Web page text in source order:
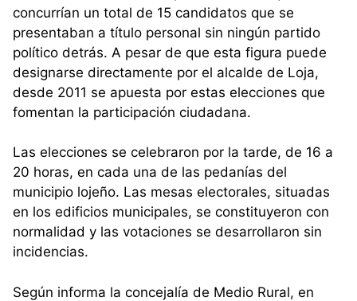
concurrían un total de 15 candidatos que se
presentaban a título personal sin ningún partido
político detrás. A pesar de que esta figura puede
designarse directamente por el alcalde de Loja,
desde 2011 se apuesta por estas elecciones que
fomentan la participación ciudadana.
Las elecciones se celebraron por la tarde, de 16 a
20 horas, en cada una de las pedanías del
municipio lojeño. Las mesas electorales, situadas
en los edificios municipales, se constituyeron con
normalidad y las votaciones se desarrollaron sin
incidencias.
Según informa la concejalía de Medio Rural, en